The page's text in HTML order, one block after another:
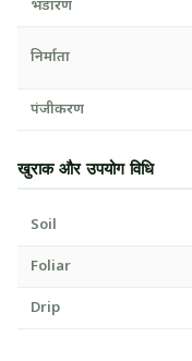
भंडारण
निर्माता
पंजीकरण
खुराक और उपयोग विधि
Soil
Foliar
Drip